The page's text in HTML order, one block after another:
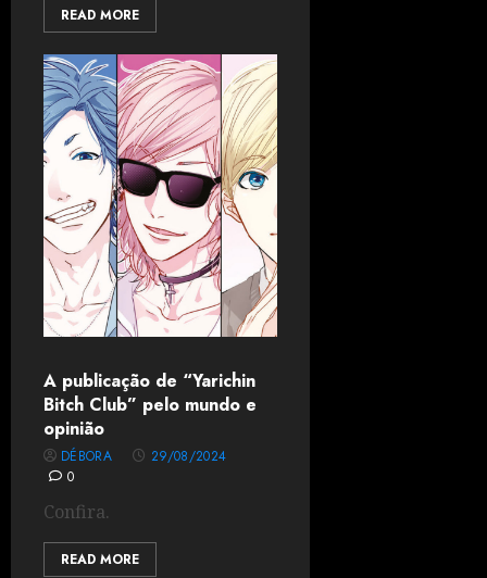
READ MORE
A publicação de “Yarichin
Bitch Club” pelo mundo e
opinião
DÉBORA
29/08/2024
0
Confira.
READ MORE